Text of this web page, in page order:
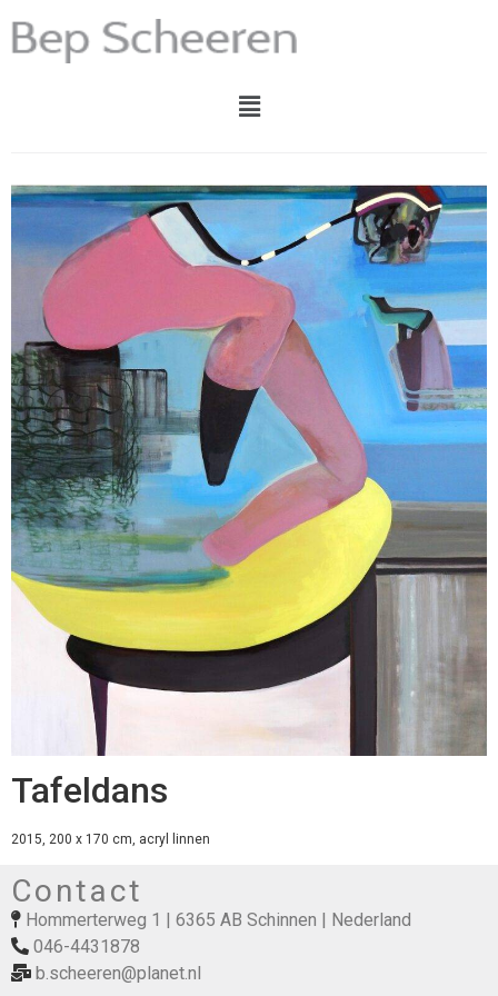
Tafeldans
2015, 200 x 170 cm, acryl linnen
Contact
Hommerterweg 1 | 6365 AB Schinnen | Nederland
046-4431878
b.scheeren@planet.nl